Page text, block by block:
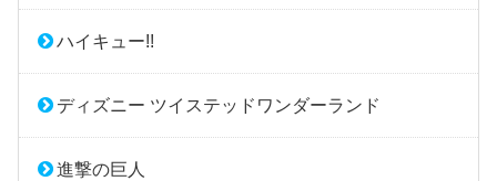
ハイキュー!!
ディズニー ツイステッドワンダーランド
進撃の巨人